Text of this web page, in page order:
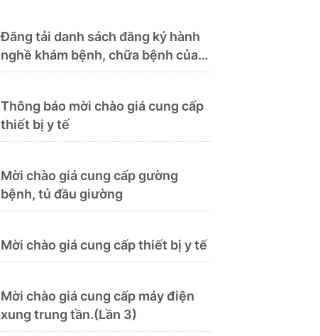
Đăng tải danh sách đăng ký hành
nghề khám bệnh, chữa bệnh của
Bệnh viện Y học cổ truyền và
(22/6/2026)
Thông báo mời chào giá cung cấp
thiết bị y tế
Mời chào giá cung cấp gường
bệnh, tủ đầu giường
Mời chào giá cung cấp thiết bị y tế
Mời chào giá cung cấp máy điện
xung trung tần.(Lần 3)